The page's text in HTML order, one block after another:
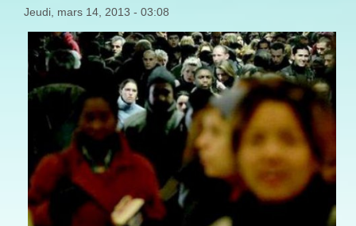
Jeudi, mars 14, 2013 - 03:08